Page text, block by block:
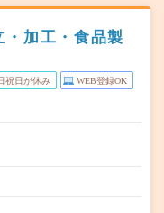
・加工・食品製
祝日が休み WEB登録OK